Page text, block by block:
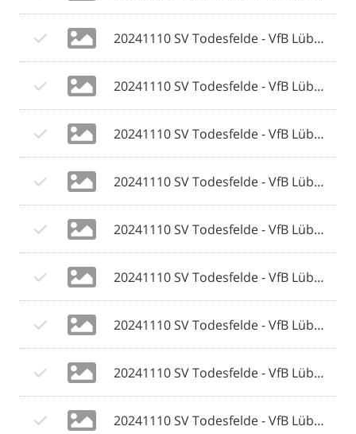
20241110 SV Todesfelde - VfB Lübeck 101 © 2024 Olaf Wegerich.jpg
20241110 SV Todesfelde - VfB Lübeck 102 © 2024 Olaf Wegerich.jpg
20241110 SV Todesfelde - VfB Lübeck 103 © 2024 Olaf Wegerich.jpg
20241110 SV Todesfelde - VfB Lübeck 104 © 2024 Olaf Wegerich.jpg
20241110 SV Todesfelde - VfB Lübeck 105 © 2024 Olaf Wegerich.jpg
20241110 SV Todesfelde - VfB Lübeck 106 © 2024 Olaf Wegerich.jpg
20241110 SV Todesfelde - VfB Lübeck 107 © 2024 Olaf Wegerich.jpg
20241110 SV Todesfelde - VfB Lübeck 108 © 2024 Olaf Wegerich.jpg
20241110 SV Todesfelde - VfB Lübeck 109 © 2024 Olaf Wegerich.jpg